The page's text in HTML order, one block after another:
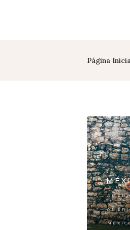
Página